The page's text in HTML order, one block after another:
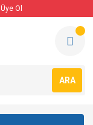
Üye Ol
ARA